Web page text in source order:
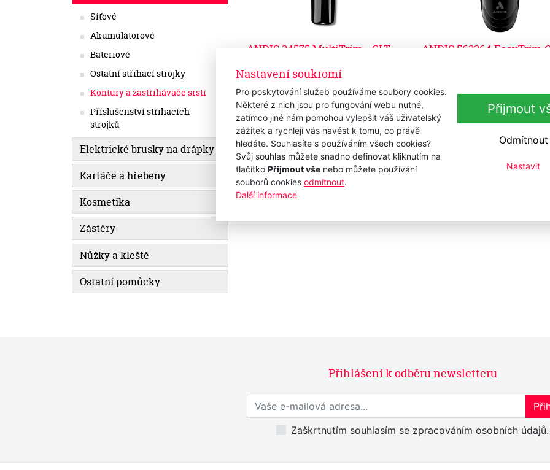
Nastavení soukromí
Pro poskytování služeb používáme soubory cookies.
Některé z nich jsou pro fungování webu nutné,
zatímco jiné nám pomohou vylepšit váš uživatelský
zážitek a rychleji vás navést k tomu, co právě
hledáte. Souhlasíte s používáním všech cookies?
Svůj souhlas můžete snadno definovat kliknutím na
tlačítko Přijmout vše nebo můžete používání
souborů cookies odmítnout.
Další informace
Přijmout
Odmítnout
Nastavit
Síťové
Akumulátorové
Bateriové
Ostatní střihací strojky
Kontury a zastřihávače srsti
Příslušenství střihacích
strojků
Elektrické brusky na drápky
Kartáče a hřebeny
Kosmetika
Zástěry
Nůžky a kleště
Ostatní pomůcky
ANDIS 24575 MultiTrim - CLT
Skladem
1 980 Kč s DPH
1 636,36 Kč bez DPH
Přidat k nákupu
ANDIS 562264 EasyTrim
1 429,75 Kčbez DPH
Přidat k nákupu
Přihlášení k odběru newsletteru
Přihlaste se k odběru novinek
Zaškrtnutím souhlasím se zpracováním osobních údajů.